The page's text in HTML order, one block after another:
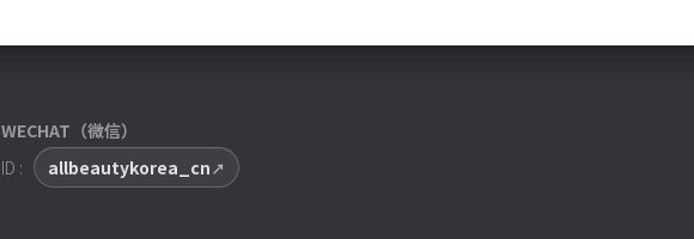
WECHAT（微信）
ID :
allbeautykorea_cn